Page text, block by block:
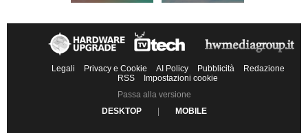
Legali Privacy e Cookie AI Policy Pubblicità
Redazione
RSS
Impostazioni cookie
Passa alla versione
DESKTOP
| MOBILE